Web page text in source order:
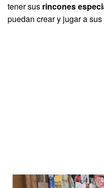
tener sus rincones
puedan crear y jugar a